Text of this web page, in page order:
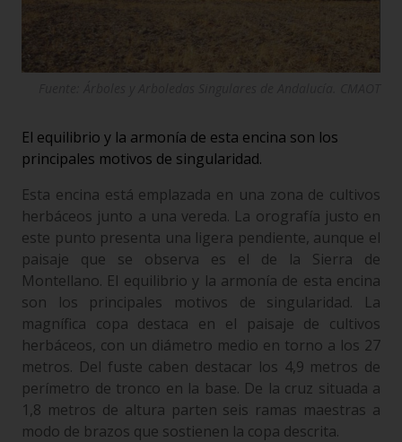
El equilibrio y la armonía de esta encina son los
principales motivos de singularidad.
Esta encina está emplazada en una zona de cultivos
herbáceos junto a una vereda. La orografía justo en
este punto presenta una ligera pendiente, aunque el
paisaje que se observa es el de la Sierra de
Montellano. El equilibrio y la armonía de esta encina
son los principales motivos de singularidad. La
magnífica copa destaca en el paisaje de cultivos
herbáceos, con un diámetro medio en torno a los 27
metros. Del fuste caben destacar los 4,9 metros de
perímetro de tronco en la base. De la cruz situada a
1,8 metros de altura parten seis ramas maestras a
modo de brazos que sostienen la copa descrita.